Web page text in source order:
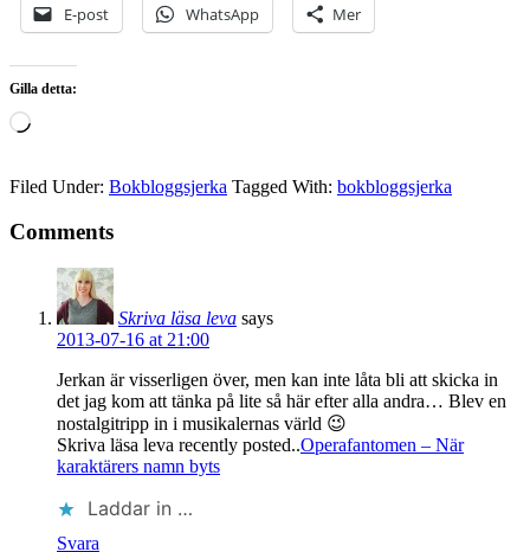
E-post WhatsApp Mer
Gilla detta:
Laddar
Filed Under: Bokbloggsjerka Tagged With: bokbloggsjerka
Comments
Skriva läsa leva says
2013-07-16 at 21:00
Jerkan är visserligen över, men kan inte låta bli att skicka in
det jag kom att tänka på lite så här efter alla andra… Blev en
nostalgitripp in i musikalernas värld 😉
Skriva läsa leva recently posted..Operafantomen – När
karaktärers namn byts
Laddar in …
Svara